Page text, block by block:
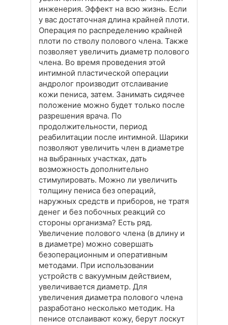
инженерия. Эффект на всю жизнь. Если
у вас достаточная длина крайней плоти.
Операция по распределению крайней
плоти по стволу полового члена. Также
позволяет увеличить диаметр полового
члена. Во время проведения этой
интимной пластической операции
андролог производит отслаивание
кожи пениса, затем. Занимать сидячее
положение можно будет только после
разрешения врача. По
продолжительности, период
реабилитации после интимной. Шарики
позволяют увеличить член в диаметре
на выбранных участках, дать
возможность дополнительно
стимулировать. Можно ли увеличить
толщину пениса без операций,
наружных средств и приборов, не тратя
денег и без побочных реакций со
стороны организма? Есть ряд.
Увеличение полового члена (в длину и
в диаметре) можно совершать
безоперационным и оперативным
методами. При использовании
устройств с вакуумным действием,
увеличивается диаметр. Для
увеличения диаметра полового члена
разработано несколько методик. На
пенисе отслаивают кожу, берут лоскут